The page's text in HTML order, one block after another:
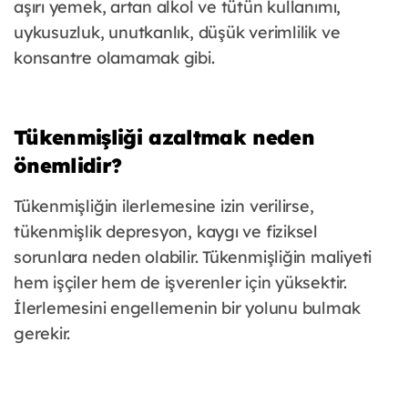
aşırı yemek, artan alkol ve tütün kullanımı,
uykusuzluk, unutkanlık, düşük verimlilik ve
konsantre olamamak gibi.
Tükenmişliği azaltmak neden
önemlidir?
Tükenmişliğin ilerlemesine izin verilirse,
tükenmişlik depresyon, kaygı ve fiziksel
sorunlara neden olabilir. Tükenmişliğin maliyeti
hem işçiler hem de işverenler için yüksektir.
İlerlemesini engellemenin bir yolunu bulmak
gerekir.